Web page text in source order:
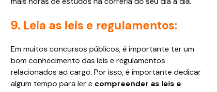
9. Leia as leis e regulamentos:
Em muitos concursos públicos, é importante ter um
bom conhecimento das leis e regulamentos
relacionados ao cargo. Por isso, é importante dedicar
algum tempo para ler e compreender as leis e